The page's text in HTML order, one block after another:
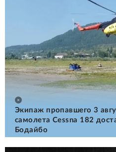
Экипаж пропавшего 3
самолета Cessna 182
Бодайбо